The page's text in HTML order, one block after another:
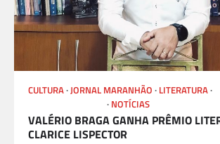
CULTURA JORNAL MARANHÃO LITERATURA
NOTÍCIAS
VALÉRIO BRAGA GANHA PRÊMIO
CLARICE LISPECTOR